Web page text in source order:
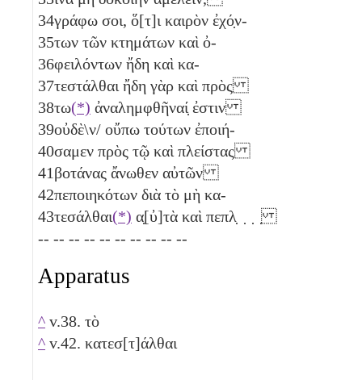
34γράφω σοι, ὅ[τ]ι καιρὸν ἐχό̣ν-
35των τῶν κτημάτων καὶ ὀ-
36φειλόντων ἤδη καὶ κα-
37τεστάλθαι ἤδη γὰρ καὶ πρὸς
38τω(*) ἀναλημφθῆναί̣ ἐστιν
39οὐδὲ\ν/ οὔπω τούτων ἐποιή-
40σαμεν πρὸς τῷ καὶ πλείστας
41βοτάνας ἄνωθεν αὐτῶν
42πεποιηκότων διὰ τὸ μὴ κα-
43τεσάλθαι(*) α̣[ὐ]τὰ καὶ πεπλ̣ ̣ ̣ ̣
-- -- -- -- -- -- -- -- -- --
Apparatus
^ v.38. τὸ
^ v.42. κατεσ[τ]άλθαι